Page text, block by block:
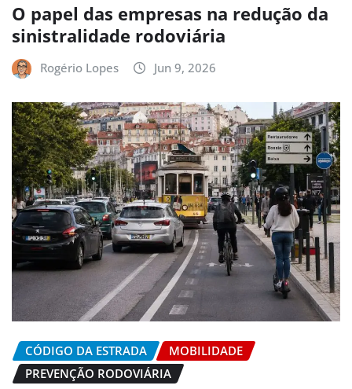
O papel das empresas na redução da
sinistralidade rodoviária
Rogério Lopes Jun 9, 2026
CÓDIGO DA ESTRADA
MOBILIDADE
PREVENÇÃO RODOVIÁRIA